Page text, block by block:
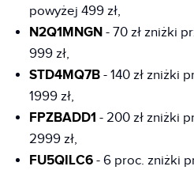
powyżej 499 zł,
N2Q1MNGN - 70 zł zniżki
999 zł,
STD4MQ7B - 140 zł zniżki
1999 zł,
FPZBADD1 - 200 zł zniżki
2999 zł,
FU5QILC6 - 6 proc. zniżki